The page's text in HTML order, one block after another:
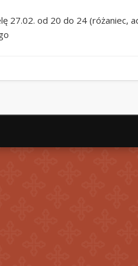
27.02. od 20 do 24 (różaniec,